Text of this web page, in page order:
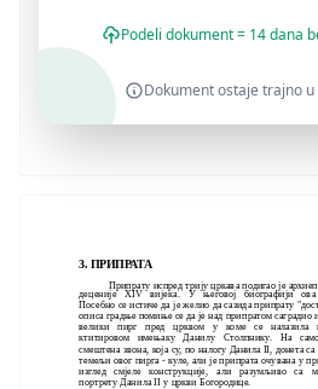
3. ПРИПРАТА
Припрату испред трију цркава подигао је
деценије XIV вијека. У његовој биографији
Посебно се истиче да је желио да сазида припрату
описа градње помиње се да је над припратом саградио
велики пирг пред црквом у коме се налазила
ктитировом имењаку Данилу Столпнику. На
смештена звона, која су, по налогу Данила II, донета
темељи овог пирга - куле, али је припрата очувана у
изглед смјеле конструкције, али разумљиво
портрету Данила II у цркви Богородице.
Podeli dokument = 14 dana
Dokument ostaje trajno